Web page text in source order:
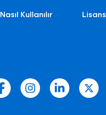
Nasıl Kullanılır Lisans